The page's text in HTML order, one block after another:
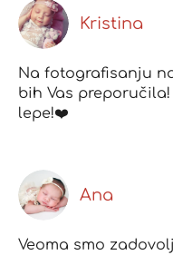
Kristina
Na fotografisanju
bih Vas
lepe!❤️
Ana
Veoma smo